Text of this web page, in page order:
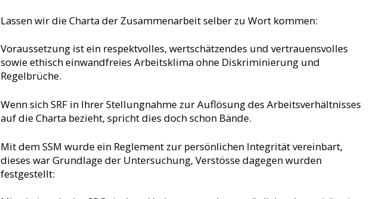
Lassen wir die Charta der Zusammenarbeit selber zu Wort kommen:
Voraussetzung ist ein respektvolles, wertschätzendes und vertrauensvolles
sowie ethisch einwandfreies Arbeitsklima ohne Diskriminierung und
Regelbrüche.
Wenn sich SRF in Ihrer Stellungnahme zur Auflösung des Arbeitsverhältnisses
auf die Charta bezieht, spricht dies doch schon Bände.
Mit dem SSM wurde ein Reglement zur persönlichen Integrität vereinbart,
dieses war Grundlage der Untersuchung, Verstösse dagegen wurden
festgestellt: